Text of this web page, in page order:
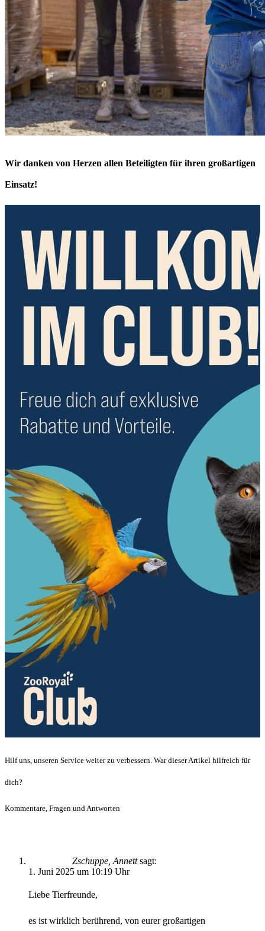
Wir danken von Herzen allen Beteiligten für ihren großartigen
Einsatz!
Hilf uns, unseren Service weiter zu verbessern. War dieser Artikel hilfreich für
dich?
Kommentare, Fragen und Antworten
Zschuppe, Annett sagt:
1. Juni 2025 um 10:19 Uhr
Liebe Tierfreunde,
es ist wirklich berührend, von eurer großartigen